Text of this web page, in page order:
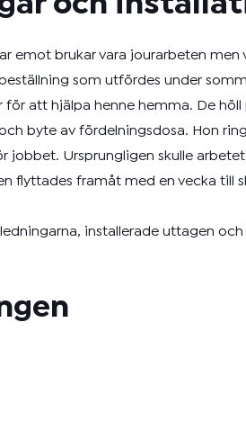
och
emot brukar vara jourarbeten
som utfördes under
att hjälpa henne hemma. De
byte av fördelningsdosa. Hon
jobbet. Ursprungligen skulle
flyttades framåt med en vecka till
installerade uttagen